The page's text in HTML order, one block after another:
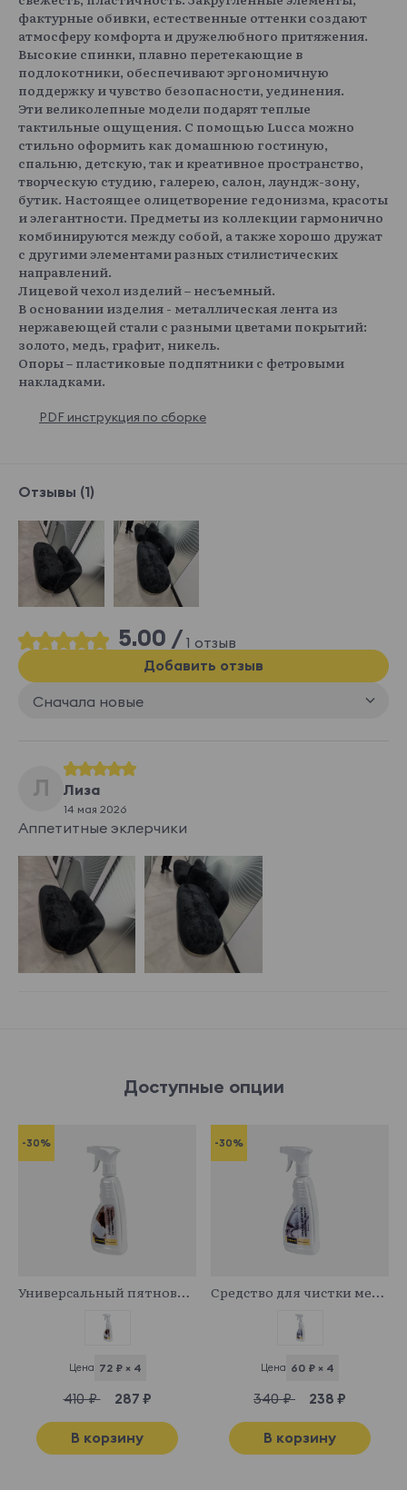
фактурные обивки, естественные оттенки создают
атмосферу комфорта и дружелюбного притяжения.
Высокие спинки, плавно перетекающие в
подлокотники, обеспечивают эргономичную
поддержку и чувство безопасности, уединения.
Эти великолепные модели подарят теплые
тактильные ощущения. С помощью Lucca можно
стильно оформить как домашнюю гостиную,
спальню, детскую, так и креативное пространство,
творческую студию, галерею, салон, лаундж-зону,
бутик. Настоящее олицетворение гедонизма, красоты
и элегантности. Предметы из коллекции гармонично
комбинируются между собой, а также хорошо дружат
с другими элементами разных стилистических
направлений.
Лицевой чехол изделий – несъемный.
В основании изделия - металлическая лента из
нержавеющей стали с разными цветами покрытий:
золото, медь, графит, никель.
Опоры – пластиковые подпятники с фетровыми
накладками.
PDF инструкция по сборке
Отзывы (1)
5.00 / 1 отзыв
Сначала новые
Добавить отзыв
Л Лиза
14 мая 2026
Аппетитные эклерчики
Доступные опции
-30%
Универсальный пятновыводитель
Цена 72 ₽ × 4
410 ₽ 287 ₽
В корзину
-30%
Средство для чистки мебельных тканей
Цена 60 ₽ × 4
340 ₽ 238 ₽
В корзину